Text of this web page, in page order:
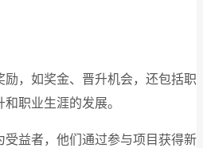
，如奖金、晋升机会，还包括职
职业生涯的发展。
益者，他们通过参与项目获得新